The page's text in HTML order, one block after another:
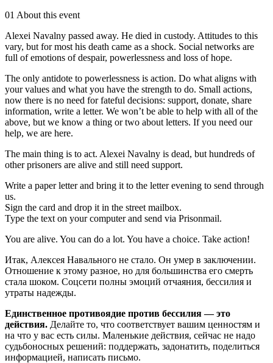
01 About this event
Alexei Navalny passed away. He died in custody. Attitudes to this
vary, but for most his death came as a shock. Social networks are
full of emotions of despair, powerlessness and loss of hope.
The only antidote to powerlessness is action. Do what aligns with
your values and what you have the strength to do. Small actions,
now there is no need for fateful decisions: support, donate, share
information, write a letter. We won’t be able to help with all of the
above, but we know a thing or two about letters. If you need our
help, we are here.
The main thing is to act. Alexei Navalny is dead, but hundreds of
other prisoners are alive and still need support.
Write a paper letter and bring it to the letter evening to send through
us.
Sign the card and drop it in the street mailbox.
Type the text on your computer and send via Prisonmail.
You are alive. You can do a lot. You have a choice. Take action!
Итак, Алексея Навального не стало. Он умер в заключении.
Отношение к этому разное, но для большинства его смерть
стала шоком. Соцсети полны эмоций отчаяния, бессилия и
утраты надежды.
Единственное противоядие против бессилия — это
действия. Делайте то, что соответствует вашим ценностям и
на что у вас есть силы. Маленькие действия, сейчас не надо
судьбоносных решений: поддержать, задонатить, поделиться
информацией, написать письмо.